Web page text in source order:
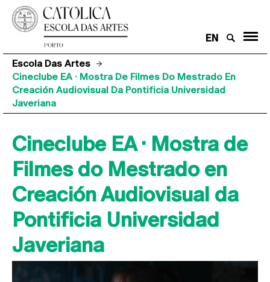
EN
Escola Das Artes
Cineclube EA · Mostra De Filmes Do Mestrado En
Creación Audiovisual Da Pontificia Universidad
Javeriana
Cineclube EA · Mostra de
Filmes do Mestrado en
Creación Audiovisual da
Pontificia Universidad
Javeriana